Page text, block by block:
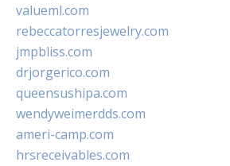
valueml.com
rebeccatorresjewelry.com
jmpbliss.com
drjorgerico.com
queensushipa.com
wendyweimerdds.com
ameri-camp.com
hrsreceivables.com